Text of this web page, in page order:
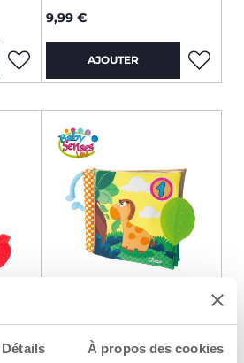
Détails À propos des cookies
9,99 €
AJOUTER
12,99 €